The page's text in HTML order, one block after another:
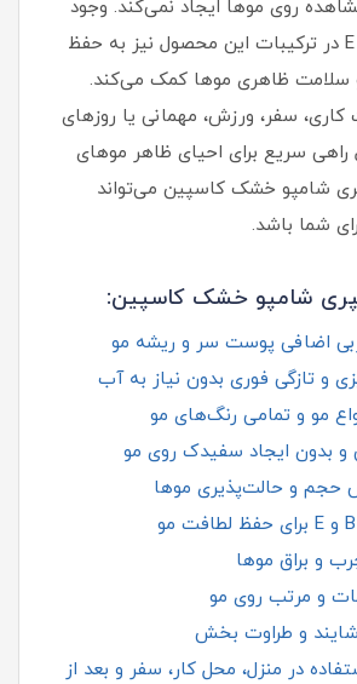
روی موها ایجاد نمی‌کند. وجود
ویتامین‌های B و E در ترکیبات این محصول نیز به حفظ
سلامت ظاهری موها کمک می‌کند.
سفر، ورزش، مهمانی یا روزهای
راهی سریع برای احیای ظاهر موهای
شامپو خشک کاسپین می‌تواند
شما باشد.
شامپو خشک کاسپین:
اضافی پوست سر و ریشه مو
و تازگی فوری بدون نیاز به آب
مو و تمامی رنگ‌های مو
و بدون ایجاد سفیدک روی مو
حجم و حالت‌پذیری موها
و براق موها
و مرتب روی مو
و طراوت‌ بخش
در منزل، محل کار، سفر و بعد از